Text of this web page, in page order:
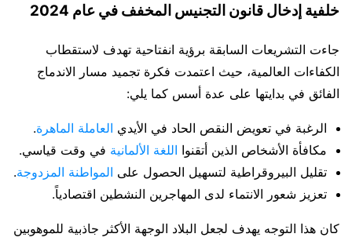
خلفية إدخال قانون التجنيس المخفف في عام 2024
جاءت التشريعات السابقة برؤية انفتاحية تهدف لاستقطاب
الكفاءات العالمية، حيث اعتمدت فكرة تجميد مسار الاندماج
الفائق في بدايتها على عدة أسس كما يلي:
الرغبة في تعويض النقص الحاد في الأيدي العاملة الماهرة.
مكافأة الأشخاص الذين أتقنوا اللغة الألمانية في وقت قياسي.
تقليل البيروقراطية لتسهيل الحصول على المواطنة المزدوجة.
تعزيز شعور الانتماء لدى المهاجرين النشطين اقتصادياً.
كان هذا التوجه يهدف لجعل البلاد الوجهة الأكثر جاذبية للموهوبين